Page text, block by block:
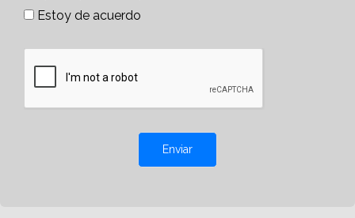
Estoy de acuerdo
Enviar